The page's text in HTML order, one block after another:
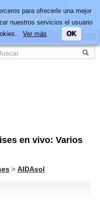
en vivo: Varios
> AIDAsol
para ofrecerle una mejor
nuestros servicios el usuario
Ver más OK